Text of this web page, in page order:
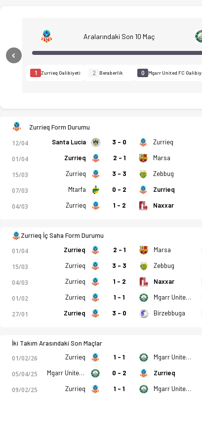
Zurrieq FC - Mgarr United FC 4-2 bitti. Gol anları,
Aralarındaki Son 10 Maç
1 Zurrieq Galibiyeti 2 Beraberlik 0 Mgarr United FC
Previous
Zurrieq Form Durumu
12/04 Santa Lucia 3 - 0 Zurrieq
01/04 Zurrieq 2 - 1 Marsa
15/03 Zurrieq 3 - 3 Zebbug
07/03 Mtarfa 0 - 2 Zurrieq
04/03 Zurrieq 1 - 2 Naxxar
Zurrieq İç Saha Form Durumu
01/04 Zurrieq 2 - 1 Marsa
15/03 Zurrieq 3 - 3 Zebbug
04/03 Zurrieq 1 - 2 Naxxar
01/02 Zurrieq 1 - 1 Mgarr United FC
27/01 Zurrieq 3 - 0 Birzebbuga
İki Takım Arasındaki Son Maçlar
01/02/26 Zurrieq 1 - 1 Mgarr United FC
05/04/25 Mgarr United FC 0 - 2 Zurrieq
09/02/25 Zurrieq 1 - 1 Mgarr United FC